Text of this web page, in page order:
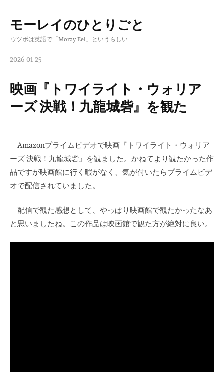
コ
ン
テ
ン
ツ
へ
ス
キ
モーレイのひとりごと
ウツボは英語で「Moray Eel」というらしい
2026-01-25
映画『トワイライト・ウォリア
ーズ 決戦！九龍城砦』を観た
Amazonプライムビデオで映画『トワイライト・ウォリア
ーズ 決戦！九龍城砦』を観ました。かねてより観たかった作
品ですが映画館に行く暇がなく、気が付いたらプライムビデ
オで配信されていました。
配信で観た感想として、やっぱり映画館で観たかったなあ
と思いましたね。この作品は映画館で観た方が絶対に良い。